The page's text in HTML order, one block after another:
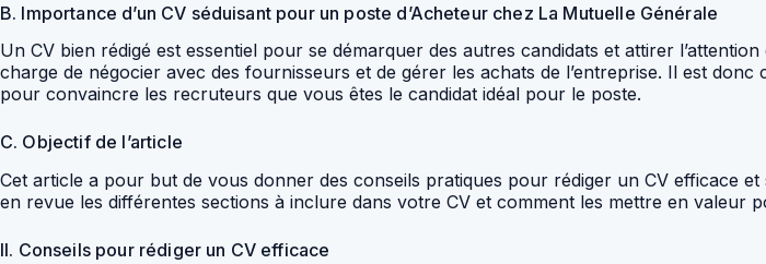
B. Importance d’un CV séduisant pour un poste d’Acheteur chez La Mutuelle Générale
Un CV bien rédigé est essentiel pour se démarquer des autres candidats et attirer
charge de négocier avec des fournisseurs et de gérer les achats de l’entreprise. Il est
pour convaincre les recruteurs que vous êtes le candidat idéal pour le poste.
C. Objectif de l’article
Cet article a pour but de vous donner des conseils pratiques pour rédiger un CV efficace
en revue les différentes sections à inclure dans votre CV et comment les mettre en valeur
II. Conseils pour rédiger un CV efficace